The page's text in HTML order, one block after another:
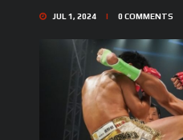
JUL 1, 2024 0COMMENTS